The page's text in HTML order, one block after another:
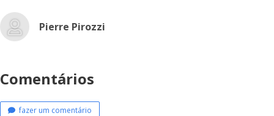
Pierre Pirozzi
Comentários
fazer um comentário